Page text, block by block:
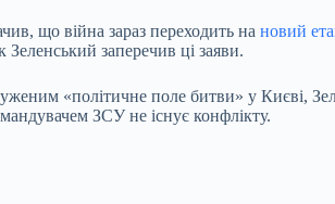
що війна зараз переходить на новий
заперечив ці заяви.
«політичне поле битви» у Києві,
ЗСУ не існує конфлікту.